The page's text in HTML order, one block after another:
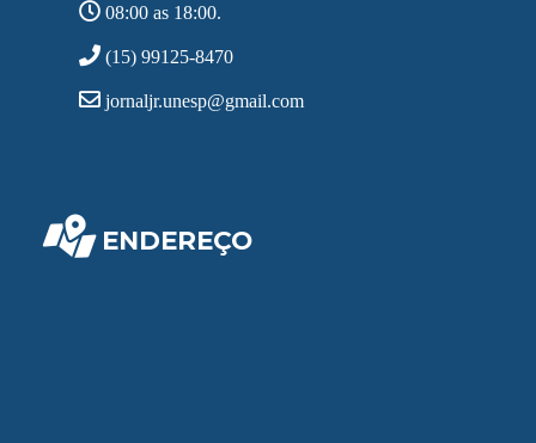
08:00 as 18:00.
(15) 99125-8470
jornaljr.unesp@gmail.com
ENDEREÇO